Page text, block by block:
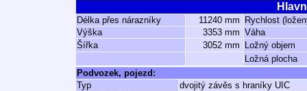
Délka přes nárazníky 11240 mm
Rychlost
Výška
3353 mm Váha
Šířka
3052 mm
Ložný objem
Ložná plocha
Podvozek, pojezd:
Typ
dvojitý závěs s hraníky UIC